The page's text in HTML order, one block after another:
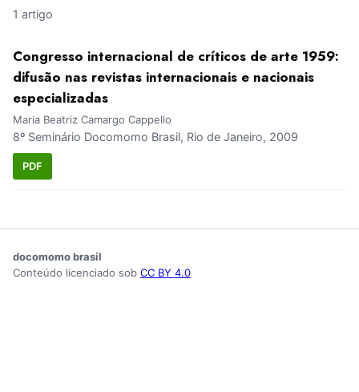
1 artigo
Congresso internacional de críticos de arte 1959:
difusão nas revistas internacionais e nacionais
especializadas
Maria Beatriz Camargo Cappello
8º Seminário Docomomo Brasil, Rio de Janeiro, 2009
PDF
docomomo brasil
Conteúdo licenciado sob CC BY 4.0